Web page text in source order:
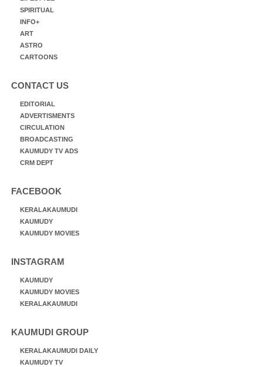
SPIRITUAL
INFO+
ART
ASTRO
CARTOONS
CONTACT US
EDITORIAL
ADVERTISMENTS
CIRCULATION
BROADCASTING
KAUMUDY TV ADS
CRM DEPT
FACEBOOK
KERALAKAUMUDI
KAUMUDY
KAUMUDY MOVIES
INSTAGRAM
KAUMUDY
KAUMUDY MOVIES
KERALAKAUMUDI
KAUMUDI GROUP
KERALAKAUMUDI DAILY
KAUMUDY TV